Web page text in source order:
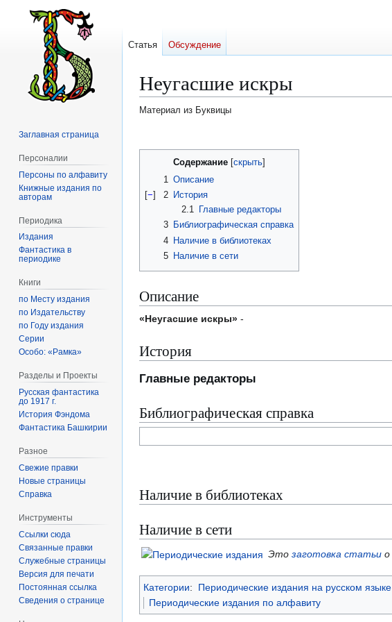
Неугасшие искры
Материал из Буквицы
к
навигации
к
Содержание
1 Описание
[−] 2
История
2.1
Главные редакторы
3
Библиографическая справка
4 Наличие в библиотеках
5
Наличие в сети
Описание
«Неугасшие искры» -
История
Главные редакторы
Библиографическая справка
Наличие в библиотеках
Наличие в сети
Это заготовка статьи о
Категории: Периодические издания на русском языке
Периодические издания по алфавиту
Статья Обсуждение
Заглавная страница
Персоналии
Персоны по алфавиту
Книжные издания по
авторам
Периодика
Издания
Фантастика в
периодике
Книги
по Месту издания
по Издательству
по Году издания
Серии
Особо: «Рамка»
Разделы и Проекты
Русская фантастика
до 1917 г.
История Фэндома
Фантастика Башкирии
Разное
Свежие правки
Новые страницы
Справка
Инструменты
Ссылки сюда
Связанные правки
Служебные страницы
Версия для печати
Постоянная ссылка
Сведения о странице